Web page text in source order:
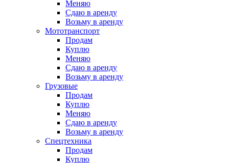
Меняю
Сдаю в аренду
Возьму в аренду
Мототранспорт
Продам
Куплю
Меняю
Сдаю в аренду
Возьму в аренду
Грузовые
Продам
Куплю
Меняю
Сдаю в аренду
Возьму в аренду
Спецтехника
Продам
Куплю